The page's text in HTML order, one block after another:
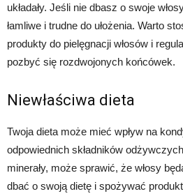
układały. Jeśli nie dbasz o swoje
łamliwe i trudne do ułożenia. Warto
produkty do pielęgnacji włosów i
pozbyć się rozdwojonych końcówek.
Niewłaściwa dieta
Twoja dieta może mieć wpływ na
odpowiednich składników
minerały, może sprawić, że włosy
dbać o swoją dietę i spożywać